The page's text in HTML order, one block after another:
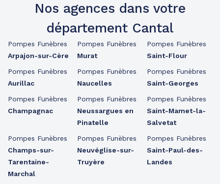
Nos agences dans votre
département Cantal
Pompes Funèbres
Arpajon-sur-Cère
Pompes Funèbres
Aurillac
Pompes Funèbres
Champagnac
Pompes Funèbres
Champs-sur-
Tarentaine-
Marchal
Pompes Funèbres
Murat
Pompes Funèbres
Naucelles
Pompes Funèbres
Neussargues en
Pinatelle
Pompes Funèbres
Neuvéglise-sur-
Truyère
Pompes Funèbres
Saint-Flour
Pompes Funèbres
Saint-Georges
Pompes Funèbres
Saint-Mamet-la-
Salvetat
Pompes Funèbres
Saint-Paul-des-
Landes